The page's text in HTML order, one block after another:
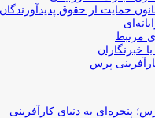
حمایت از حقوق
مرتبط
خبرنگاران
پرس
پنجره‌ای به دنیای کارآفرینی